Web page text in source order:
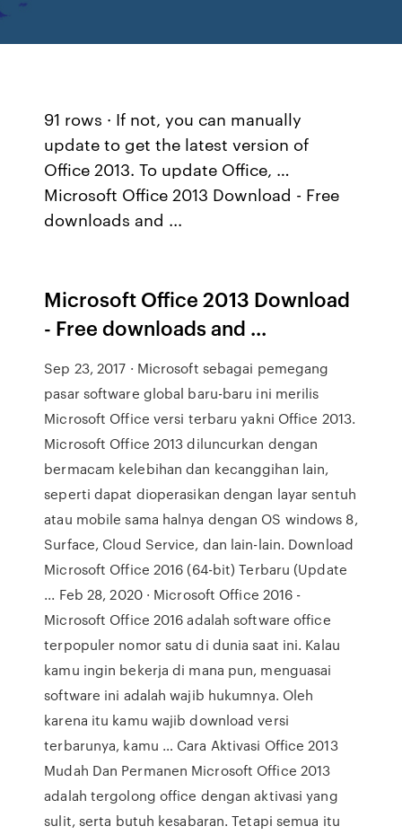
91 rows · If not, you can manually
update to get the latest version of
Office 2013. To update Office, …
Microsoft Office 2013 Download - Free
downloads and ...
Microsoft Office 2013 Download
- Free downloads and ...
Sep 23, 2017 · Microsoft sebagai pemegang
pasar software global baru-baru ini merilis
Microsoft Office versi terbaru yakni Office 2013.
Microsoft Office 2013 diluncurkan dengan
bermacam kelebihan dan kecanggihan lain,
seperti dapat dioperasikan dengan layar sentuh
atau mobile sama halnya dengan OS windows 8,
Surface, Cloud Service, dan lain-lain. Download
Microsoft Office 2016 (64-bit) Terbaru (Update
... Feb 28, 2020 · Microsoft Office 2016 -
Microsoft Office 2016 adalah software office
terpopuler nomor satu di dunia saat ini. Kalau
kamu ingin bekerja di mana pun, menguasai
software ini adalah wajib hukumnya. Oleh
karena itu kamu wajib download versi
terbarunya, kamu … Cara Aktivasi Office 2013
Mudah Dan Permanen Microsoft Office 2013
adalah tergolong office dengan aktivasi yang
sulit, serta butuh kesabaran. Tetapi semua itu